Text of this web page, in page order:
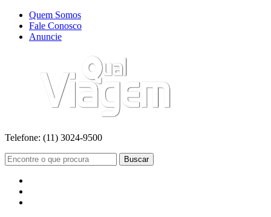
Quem Somos
Fale Conosco
Anuncie
Telefone: (11) 3024-9500
Buscar